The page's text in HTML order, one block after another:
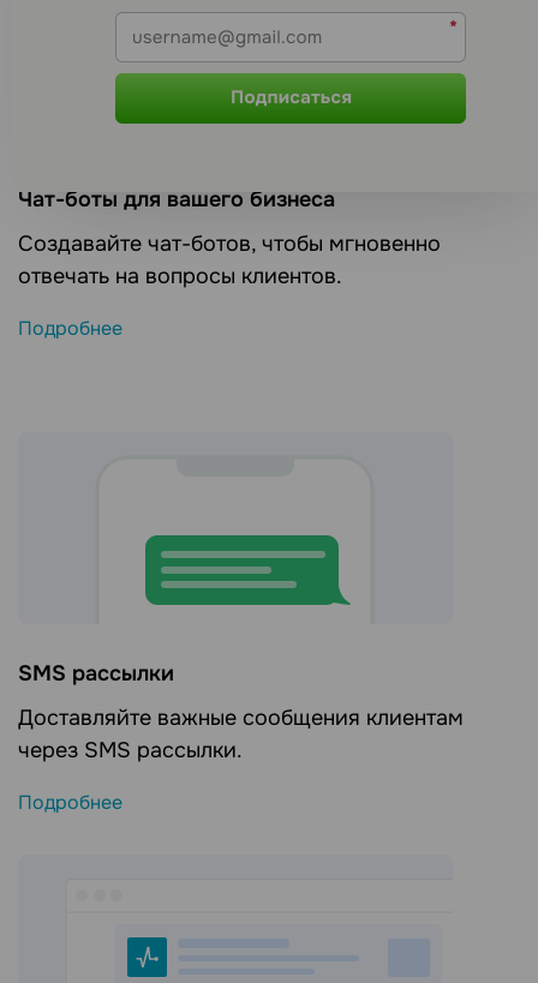
Чат-боты для вашего бизнеса
Создавайте чат-ботов, чтобы мгновенно
отвечать на вопросы клиентов.
Подробнее
SMS рассылки
Доставляйте важные сообщения клиентам
через SMS рассылки.
Подробнее